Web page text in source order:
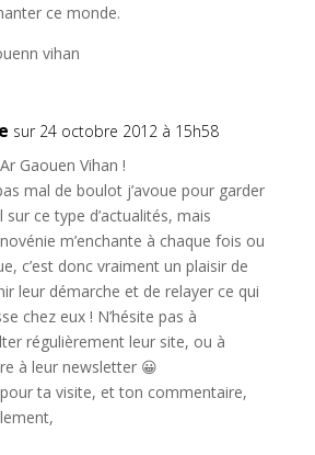
ce monde.
vihan
sur 24 octobre 2012 à 15h58
Gaouen Vihan !
mal de boulot j’avoue pour garder
sur ce type d’actualités, mais
m’enchante à chaque fois ou
c’est donc vraiment un plaisir de
leur démarche et de relayer ce qui
chez eux ! N’hésite pas à
régulièrement leur site, ou à
à leur newsletter 😀
ta visite, et ton commentaire,